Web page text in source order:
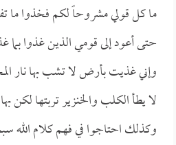
ما كل قولي مشروحاً لكم فخذوا ما
حتى أعود إلى قومي الذين غذوا
وإني غذيت بأرض لا تشب بها نار
لا يطأ الكلب والخنزير تربتها لكن
وكذلك احتاجوا في فهم كلام الله